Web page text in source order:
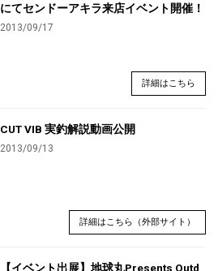
にてセンドーアキラ来店イベント開催！
2013/09/17
詳細はこちら
CUT VIB 実釣解説動画公開
2013/09/13
詳細はこちら（外部サイト）
【イベント出展】地球丸Presents Outd